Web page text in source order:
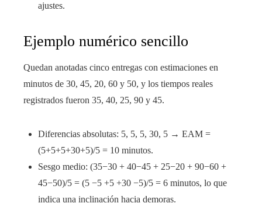
ajustes.
Ejemplo numérico sencillo
Quedan anotadas cinco entregas con estimaciones en
minutos de 30, 45, 20, 60 y 50, y los tiempos reales
registrados fueron 35, 40, 25, 90 y 45.
Diferencias absolutas: 5, 5, 5, 30, 5 → EAM =
(5+5+5+30+5)/5 = 10 minutos.
Sesgo medio: (35−30 + 40−45 + 25−20 + 90−60 +
45−50)/5 = (5 −5 +5 +30 −5)/5 = 6 minutos, lo que
indica una inclinación hacia demoras.